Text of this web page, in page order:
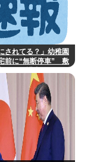
されてる？」幼稚園
前に“無断停車” 敷
界」